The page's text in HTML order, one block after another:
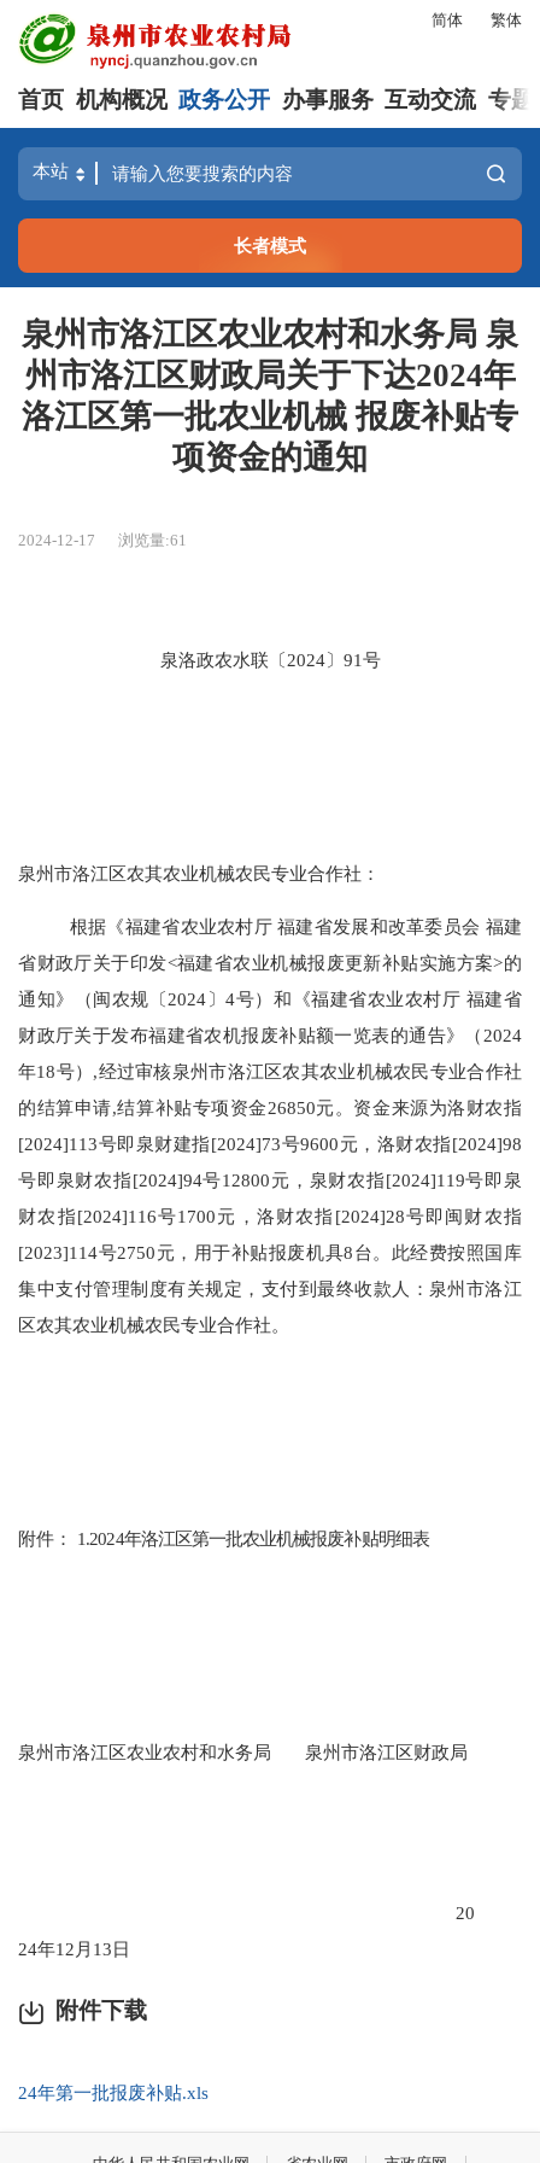
简体 繁体
首页 机构概况 政务公开 办事服务 互动交流 专题
长者模式
泉州市洛江区农业农村和水务局 泉
州市洛江区财政局关于下达2024年
洛江区第一批农业机械 报废补贴专
项资金的通知
2024-12-17 浏览量:61
泉洛政农水联 〔2024〕 91号
泉州市洛江区农其农业机械农民专业合作社 ：
根据《福建省农业农村厅 福建省发展和改革委员会 福建
省财政厅关于印发<福建省农业机械报废更新补贴实施方案>的
通知》（闽农规〔2024〕4号）和《福建省农业农村厅 福建省
财政厅关于发布福建省农机报废补贴额一览表的通告》（2024
年18号）,经过审核泉州市洛江区农其农业机械农民专业合作社
的结算申请,结算补贴专项资金26850元。资金来源为洛财农指
[2024]113号即泉财建指[2024]73号9600元，洛财农指[2024]98
号即泉财农指[2024]94号12800元，泉财农指[2024]119号即泉
财农指[2024]116号1 700元，洛财农指[2024]28号即闽财农指
[2023]114号2750元 ， 用于补贴报废机具8台。此经费按照国库
集中支付管理制度有关规定 ， 支付到最终收款人 ： 泉州市洛江
区农其农业机械农民专业合作社。
附件： 1.2024年洛江区第一批农业机械报废补贴明细表
泉州市洛江区农业农村和水务局 泉州市洛江区财政局
20
24年12 月 13日
附件下载
24年第一批报废补贴.xls